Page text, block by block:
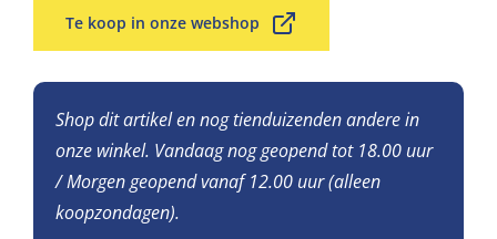
Te koop in onze webshop
Shop dit artikel en nog tienduizenden andere in
onze winkel. Vandaag nog geopend tot 18.00 uur
/ Morgen geopend vanaf 12.00 uur (alleen
koopzondagen).